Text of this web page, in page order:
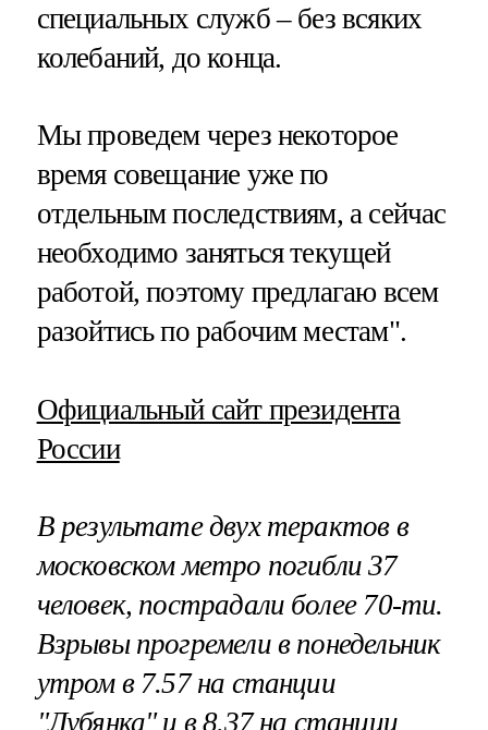
специальных служб – без всяких
колебаний, до конца.
Мы проведем через некоторое
время совещание уже по
отдельным последствиям, а сейчас
необходимо заняться текущей
работой, поэтому предлагаю всем
разойтись по рабочим местам".
Официальный сайт президента
России
В результате двух терактов в
московском метро погибли 37
человек, пострадали более 70-ти.
Взрывы прогремели в понедельник
утром в 7.57 на станции
"Лубянка" и в 8.37 на станции